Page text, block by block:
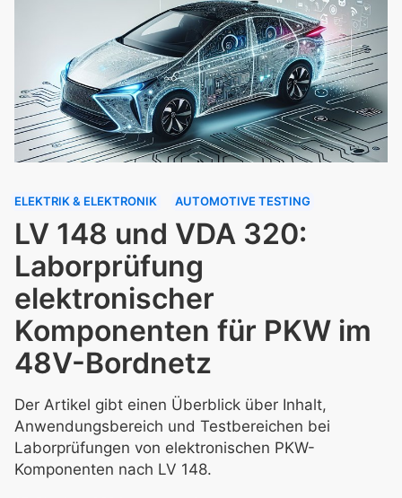
ELEKTRIK & ELEKTRONIK AUTOMOTIVE TESTING
LV 148 und VDA 320:
Laborprüfung
elektronischer
Komponenten für PKW im
48V-Bordnetz
Der Artikel gibt einen Überblick über Inhalt,
Anwendungsbereich und Testbereichen bei
Laborprüfungen von elektronischen PKW-
Komponenten nach LV 148.